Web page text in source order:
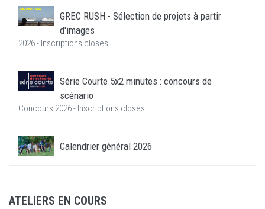
GREC RUSH - Sélection de projets à partir
d'images
2026 - Inscriptions closes
Série Courte 5x2 minutes : concours de
scénario
Concours 2026 - Inscriptions closes
Calendrier général 2026
ATELIERS EN COURS